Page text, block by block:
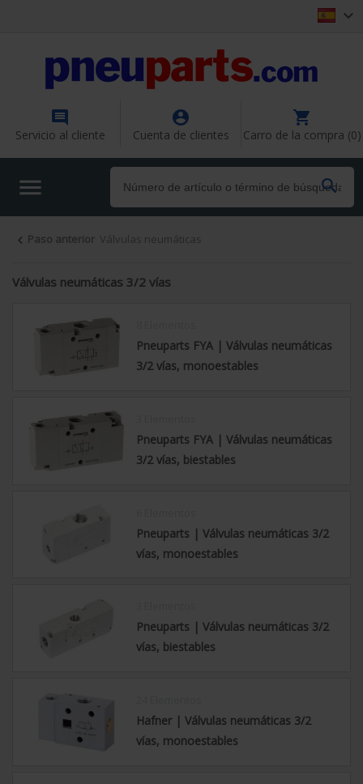


Servicio al cliente

Cuenta de clientes

Carro de la compra (0)
 
 Paso anterior Válvulas neumáticas
Válvulas neumáticas 3/2 vías
Pneuparts FYA | Válvulas neumáticas
3/2 vías, monoestables
Pneuparts FYA | Válvulas neumáticas
3/2 vías, biestables
Pneuparts | Válvulas neumáticas 3/2
vías, monoestables
Pneuparts | Válvulas neumáticas 3/2
vías, biestables
Hafner | Válvulas neumáticas 3/2
vías, monoestables